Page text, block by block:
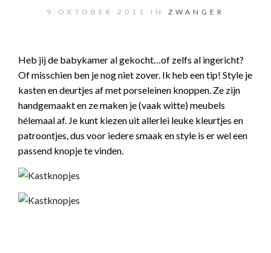
9 OKTOBER 2011 IN ZWANGER
Heb jij de babykamer al gekocht…of zelfs al ingericht?
Of misschien ben je nog niet zover. Ik heb een tip! Style je
kasten en deurtjes af met porseleinen knoppen. Ze zijn
handgemaakt en ze maken je (vaak witte) meubels
hélemaal af. Je kunt kiezen uit allerlei leuke kleurtjes en
patroontjes, dus voor iedere smaak en style is er wel een
passend knopje te vinden.